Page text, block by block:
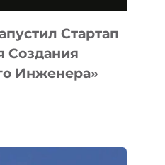
Стартап
Создания
Инженера»